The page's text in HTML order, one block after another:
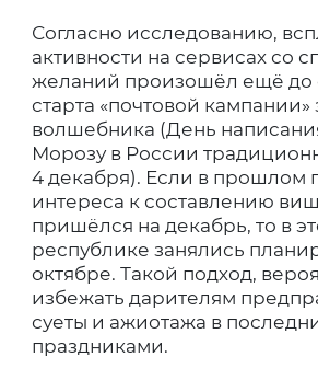
Согласно исследованию,
активности на сервисах со
желаний произошёл ещё до
старта «почтовой кампании»
волшебника (День
Морозу в России
4 декабря). Если в прошлом
интереса к составлению
пришёлся на декабрь, то в
республике занялись
октябре. Такой подход,
избежать дарителям
суеты и ажиотажа в
праздниками.